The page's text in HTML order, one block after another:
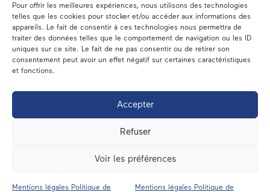
Pour offrir les meilleures expériences, nous utilisons des technologies
telles que les cookies pour stocker et/ou accéder aux informations des
appareils. Le fait de consentir à ces technologies nous permettra de
traiter des données telles que le comportement de navigation ou les ID
uniques sur ce site. Le fait de ne pas consentir ou de retirer son
consentement peut avoir un effet négatif sur certaines caractéristiques
et fonctions.
Accepter
Refuser
Voir les préférences
Mentions légales Politique de Mentions légales Politique de
Votre député
Dans les médias
En circonscription
A l’assemblée
Contact